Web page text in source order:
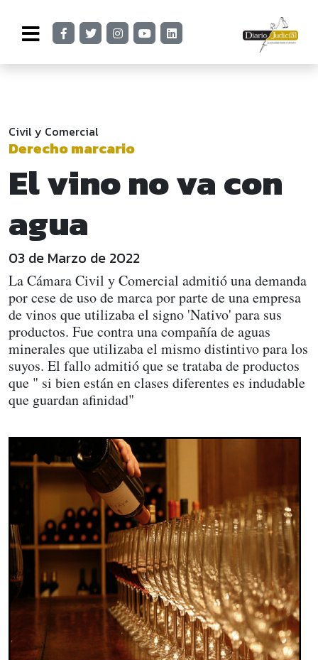
Civil y Comercial
Derecho marcario
El vino no va con
agua
03 de Marzo de 2022
La Cámara Civil y Comercial admitió una demanda
por cese de uso de marca por parte de una empresa
de vinos que utilizaba el signo 'Nativo' para sus
productos. Fue contra una compañía de aguas
minerales que utilizaba el mismo distintivo para los
suyos. El fallo admitió que se trataba de productos
que " si bien están en clases diferentes es indudable
que guardan afinidad"